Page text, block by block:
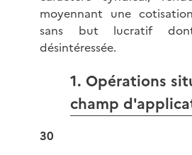
moyennant une
sans but lucratif
désintéressée.
1. Opérations
champ
30